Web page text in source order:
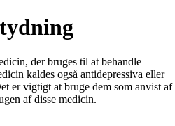
der bruges til at behandle
kaldes også antidepressiva eller
er vigtigt at bruge dem som anvist af
af ​​disse medicin.